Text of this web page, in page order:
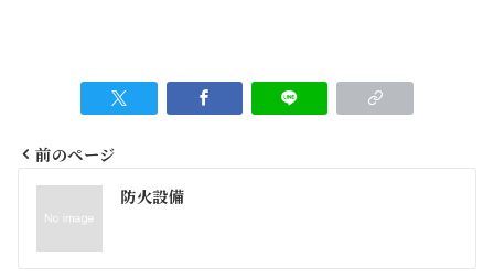
投
ナ
前のページ
防火設備